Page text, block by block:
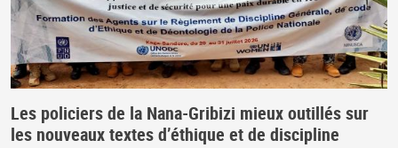
Les policiers de la Nana-Gribizi mieux outillés sur
les nouveaux textes d’éthique et de discipline